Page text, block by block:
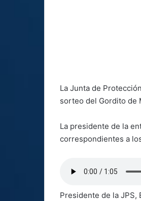
La Junta de
sorteo del Gordito de
La presidente de la
correspondientes a
Presidente de la JPS,